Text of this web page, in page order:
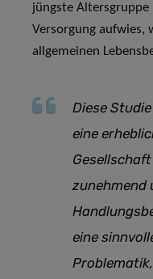
jüngste Altersgruppe
Versorgung aufwies,
allgemeinen
Diese
eine
zunehmend
eine
Problematik,